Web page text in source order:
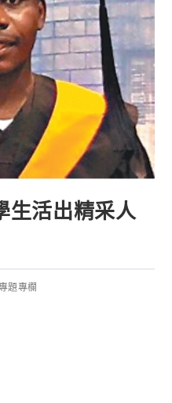
生活出精采人
題專欄